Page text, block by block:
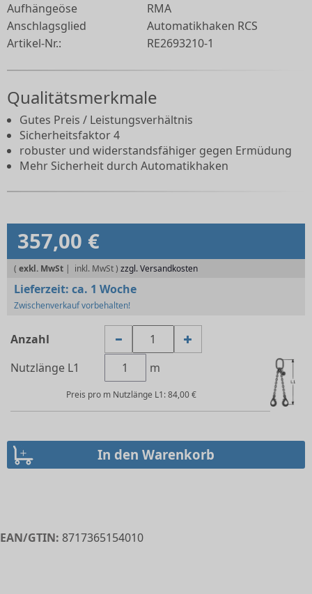
Aufhängeöse
RMA
Anschlagsglied
Automatikhaken RCS
Artikel-Nr.:
RE2693210-1
Qualitätsmerkmale
Gutes Preis / Leistungsverhältnis
Sicherheitsfaktor 4
robuster und widerstandsfähiger gegen Ermüdung
Mehr Sicherheit durch Automatikhaken
357,00 €
( exkl. MwSt | zzgl. Versandkosten
Lieferzeit: ca. 1 Woche
Zwischenverkauf vorbehalten!
Anzahl
Nutzlänge L1
m
Preis pro m Nutzlänge L1: 84,00 €
EAN/GTIN: 8717365154010